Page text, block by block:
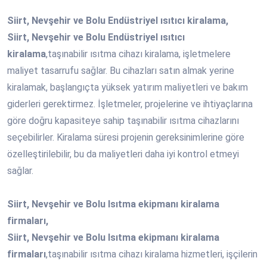
Siirt, Nevşehir ve Bolu Endüstriyel ısıtıcı kiralama,
Siirt, Nevşehir ve Bolu Endüstriyel ısıtıcı
kiralama,taşınabilir ısıtma cihazı kiralama, işletmelere
maliyet tasarrufu sağlar. Bu cihazları satın almak yerine
kiralamak, başlangıçta yüksek yatırım maliyetleri ve bakım
giderleri gerektirmez. İşletmeler, projelerine ve ihtiyaçlarına
göre doğru kapasiteye sahip taşınabilir ısıtma cihazlarını
seçebilirler. Kiralama süresi projenin gereksinimlerine göre
özelleştirilebilir, bu da maliyetleri daha iyi kontrol etmeyi
sağlar.
Siirt, Nevşehir ve Bolu Isıtma ekipmanı kiralama
firmaları,
Siirt, Nevşehir ve Bolu Isıtma ekipmanı kiralama
firmaları,taşınabilir ısıtma cihazı kiralama hizmetleri, işçilerin